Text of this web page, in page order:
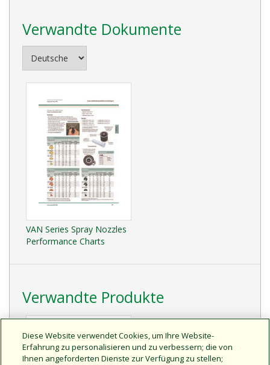
Verwandte Dokumente
VAN Series Spray Nozzles
Performance Charts
Verwandte Produkte
Diese Website verwendet Cookies, um Ihre Website-
Erfahrung zu personalisieren und zu verbessern; die von
Ihnen angeforderten Dienste zur Verfügung zu stellen;